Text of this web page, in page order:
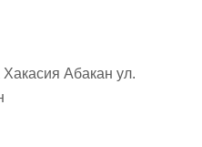
Абакан ул.